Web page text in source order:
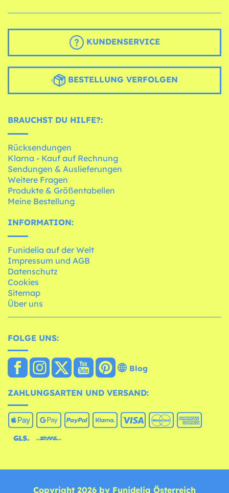
KUNDENSERVICE
BESTELLUNG VERFOLGEN
BRAUCHST DU HILFE?:
Rücksendungen
Klarna - Kauf auf Rechnung
Sendungen & Auslieferungen
Weitere Fragen
Produkte & Größentabellen
Meine Bestellung
INFORMATION:
Funidelia auf der Welt
Impressum und AGB
Datenschutz
Cookies
Sitemap
Über uns
FOLGE UNS:
Blog
ZAHLUNGSARTEN UND VERSAND:
Copyright 2026 by Funidelia Österreich